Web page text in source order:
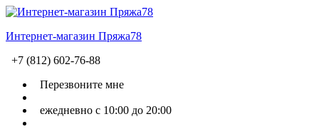
Интернет-магазин Пряжа78
+7 (812) 602-76-88
Перезвоните мне
ежедневно с 10:00 до 20:00